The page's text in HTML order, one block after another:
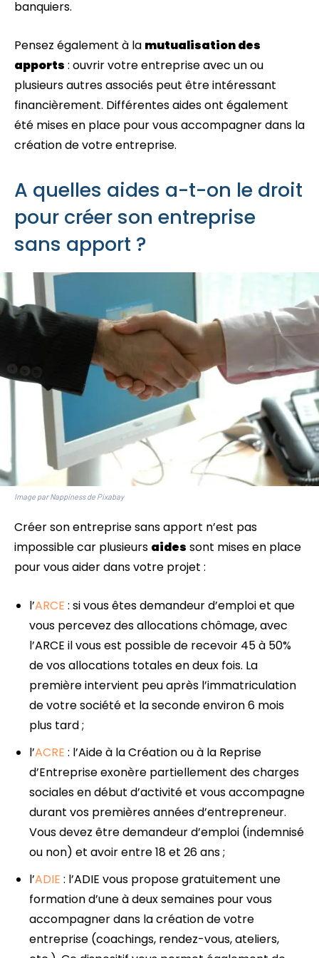
banquiers.
Pensez également à la mutualisation des
apports : ouvrir votre entreprise avec un ou
plusieurs autres associés peut être intéressant
financièrement. Différentes aides ont également
été mises en place pour vous accompagner dans la
création de votre entreprise.
A quelles aides a-t-on le droit
pour créer son entreprise
sans apport ?
Image par Nappiness de Pixabay
Créer son entreprise sans apport n’est pas
impossible car plusieurs aides sont mises en place
pour vous aider dans votre projet :
l’ARCE : si vous êtes demandeur d’emploi et que
vous percevez des allocations chômage, avec
l’ARCE il vous est possible de recevoir 45 à 50%
de vos allocations totales en deux fois. La
première intervient peu après l’immatriculation
de votre société et la seconde environ 6 mois
plus tard ;
l’ACRE : l’Aide à la Création ou à la Reprise
d’Entreprise exonère partiellement des charges
sociales en début d’activité et vous accompagne
durant vos premières années d’entrepreneur.
Vous devez être demandeur d’emploi (indemnisé
ou non) et avoir entre 18 et 26 ans ;
l’ADIE : l’ADIE vous propose gratuitement une
formation d’une à deux semaines pour vous
accompagner dans la création de votre
entreprise (coachings, rendez-vous, ateliers,